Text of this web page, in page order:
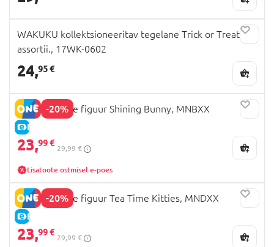
WAKUKU kollektsioneeritav tegelane Trick or Treats,
assortii., 17WK-0602
24,95 €
-20%
E-HIND
NANCI pehme figuur Shining Bunny, MNBXX
23,99 €
29,99 €
Lisatoote ostmisel e-poes
-20%
E-HIND
NANCI pehme figuur Tea Time Kitties, MNDXX
23,99 €
29,99 €